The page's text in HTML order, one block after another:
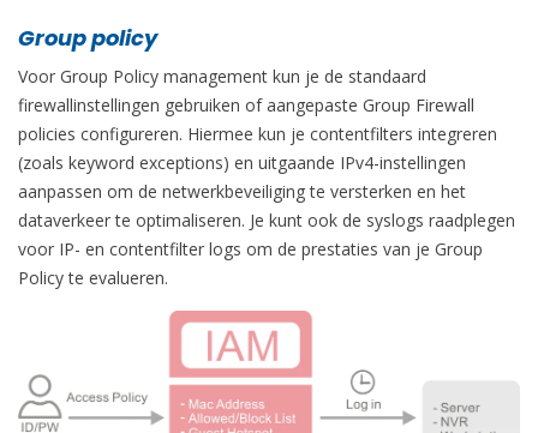
Group policy
Voor Group Policy management kun je de standaard
firewallinstellingen gebruiken of aangepaste Group Firewall
policies configureren. Hiermee kun je contentfilters integreren
(zoals keyword exceptions) en uitgaande IPv4-instellingen
aanpassen om de netwerkbeveiliging te versterken en het
dataverkeer te optimaliseren. Je kunt ook de syslogs raadplegen
voor IP- en contentfilter logs om de prestaties van je Group
Policy te evalueren.